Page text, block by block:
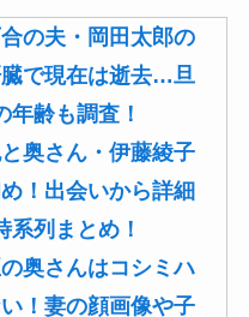
の夫・岡田太郎の
で現在は逝去…旦
年齢も調査！
奥さん・伊藤綾子
！出会いから詳細
系列まとめ！
奥さんはコシミハ
！妻の顔画像や子